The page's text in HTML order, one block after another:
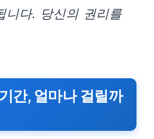
니다. 당신의 권리를
간, 얼마나 걸릴까